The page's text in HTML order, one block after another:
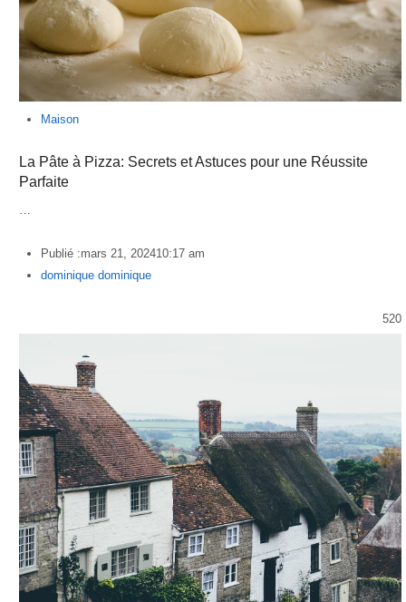
Maison
La Pâte à Pizza: Secrets et Astuces pour une Réussite
Parfaite
Publié :mars 21, 202410:17 am
Author
dominique dominique
520